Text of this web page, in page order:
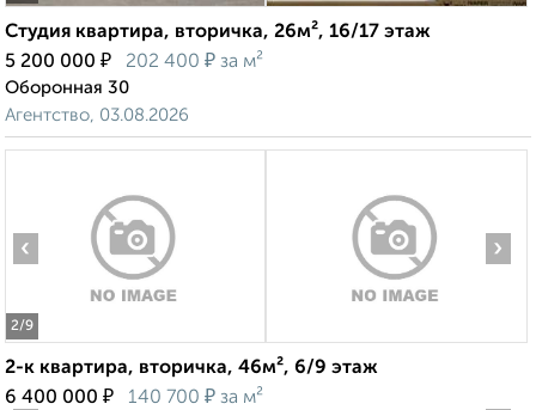
Студия квартира, вторичка, 26м², 16/17 этаж
5 200 000 ₽ 202 400 ₽ за м²
Оборонная 30
Агентство, 03.08.2026
2/9
‹ ›
2-к квартира, вторичка, 46м², 6/9 этаж
6 400 000 ₽ 140 700 ₽ за м²